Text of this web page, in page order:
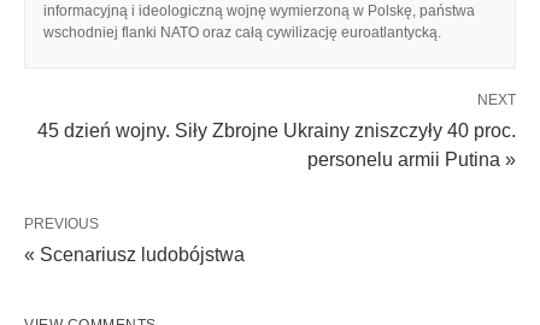
informacyjną i ideologiczną wojnę wymierzoną w Polskę, państwa
wschodniej flanki NATO oraz całą cywilizację euroatlantycką.
NEXT
45 dzień wojny. Siły Zbrojne Ukrainy zniszczyły 40 proc.
personelu armii Putina »
PREVIOUS
« Scenariusz ludobójstwa